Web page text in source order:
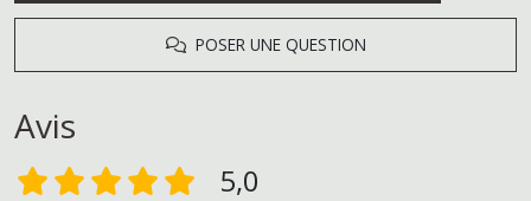
POSER UNE QUESTION
Avis
5,0